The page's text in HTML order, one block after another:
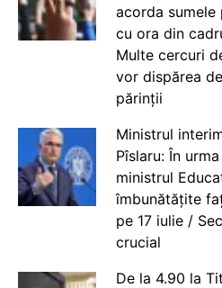
acorda
cu ora din
Multe cercuri
vor dispărea
părinții
Ministrul
Pîslaru: În
ministrul
îmbunătățite
pe 17 iulie /
crucial
De la 4.90 la